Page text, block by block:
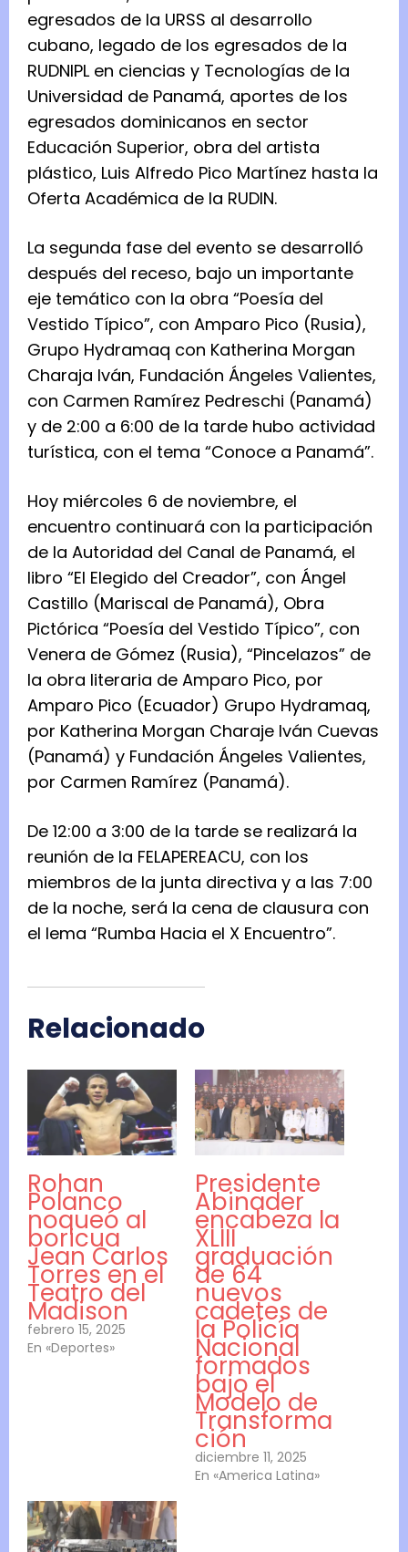
egresados de la URSS al desarrollo
cubano, legado de los egresados de la
RUDNIPL en ciencias y Tecnologías de la
Universidad de Panamá, aportes de los
egresados dominicanos en sector
Educación Superior, obra del artista
plástico, Luis Alfredo Pico Martínez hasta la
Oferta Académica de la RUDIN.
La segunda fase del evento se desarrolló
después del receso, bajo un importante
eje temático con la obra “Poesía del
Vestido Típico”, con Amparo Pico (Rusia),
Grupo Hydramaq con Katherina Morgan
Charaja Iván, Fundación Ángeles Valientes,
con Carmen Ramírez Pedreschi (Panamá)
y de 2:00 a 6:00 de la tarde hubo actividad
turística, con el tema “Conoce a Panamá”.
Hoy miércoles 6 de noviembre, el
encuentro continuará con la participación
de la Autoridad del Canal de Panamá, el
libro “El Elegido del Creador”, con Ángel
Castillo (Mariscal de Panamá), Obra
Pictórica “Poesía del Vestido Típico”, con
Venera de Gómez (Rusia), “Pincelazos” de
la obra literaria de Amparo Pico, por
Amparo Pico (Ecuador) Grupo Hydramaq,
por Katherina Morgan Charaje Iván Cuevas
(Panamá) y Fundación Ángeles Valientes,
por Carmen Ramírez (Panamá).
De 12:00 a 3:00 de la tarde se realizará la
reunión de la FELAPEREACU, con los
miembros de la junta directiva y a las 7:00
de la noche, será la cena de clausura con
el lema “Rumba Hacia el X Encuentro”.
Relacionado
Rohan
Polanco
noqueó al
boricua
Jean Carlos
Torres en el
Teatro del
Madison
febrero 15, 2025
En «Deportes»
Presidente
Abinader
encabeza la
XLIII
graduación
de 64
nuevos
cadetes de
la Policía
Nacional
formados
bajo el
Modelo de
Transforma
ción
diciembre 11, 2025
En «America Latina»